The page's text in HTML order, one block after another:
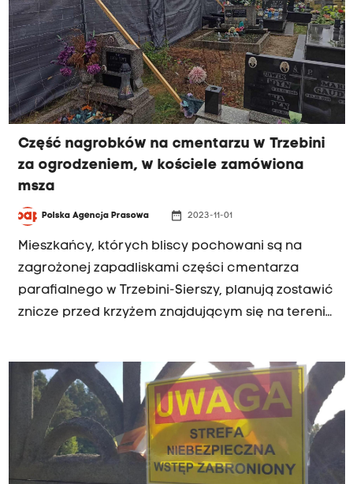
Część nagrobków na cmentarzu w Trzebini
za ogrodzeniem, w kościele zamówiona
msza
Polska Agencja Prasowa date_range 2023-11-01
Mieszkańcy, których bliscy pochowani są na
zagrożonej zapadliskami części cmentarza
parafialnego w Trzebini-Sierszy, planują zostawić
znicze przed krzyżem znajdującym się na terenie